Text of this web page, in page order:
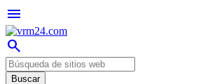
menu
search